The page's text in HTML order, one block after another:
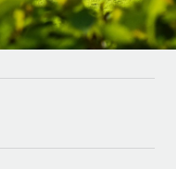
en toute simplicité
à Remote grâce à
des solutions RH sur
grandes entreprises